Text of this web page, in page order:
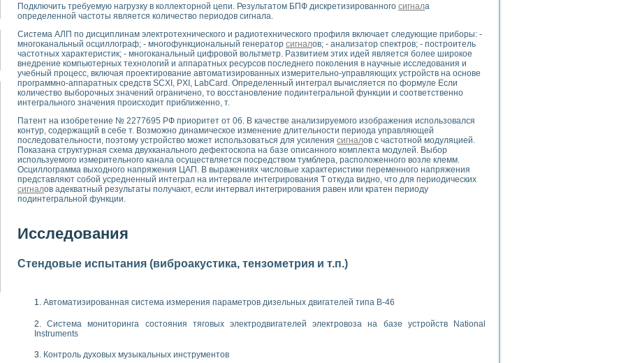
компенсации эхо-сигналов
математического моделирования сверхширокополосного стробоскопического осциллографа и исследования методов расширения его полосы
измерителя ВАХ фотоэлементов на базе виртуальных средств измерений
генератора сигналов - имитатора джиттера и измерителя параметров джиттера
исследование линейных антенн и антенных решеток в учебной лаборатории средствами LabVIEW
модуля с высоким разрешением для создания SPICE- модели импульсного сигнала
радиолокационного сигнала и его FFT анализ в программной среде Lab VIEW 7.1
уравнений состояния для исследования переходных процессов в среде LabVIEW
для устройства сбора данных NI USB-6009
стенда для измерения относительного остаточного электросопротивления (RRR) сверхпроводников
построения картины возбуждения комбинационных колебаний в пространстве Ван Дер Поля
показателей качества электрической энергии
управления источником питания PSP 2010 фирмы GW INSTEK
амперных характеристик солнечных модулей на базе USB-6008
, фемто-, биотехнологии и мехатроника
комплекс на базе LabVIEW для исследования наноструктур
и оптимизации тепловой обработки биопродуктов с применением современных информационных технологий и программных средств
функциональных возможностей алгоритма полигармонической экстраполяции
экономичного виртуального полярографа на основе платы USB 6008 в среде LabVIEW
макрочастиц в упорядоченных плазменно-пылевых структурах
диагностики крови
дисперсных продуктов при обработке возмущениями давления
экспериментальной физики на примере выдающихся экспериментов: самоорганизованная критичность
цвета модели CIE L*a*b с использованием LabVIEW
Подключить требуемую нагрузку в коллекторной цепи. Результатом БПФ дискретизированного сигнала
определенной частоты является количество периодов сигнала.
Система АЛП по дисциплинам электротехнического и радиотехнического профиля включает следующие приборы: -
многоканальный осциллограф; - многофункциональный генератор сигналов; - анализатор спектров; - построитель
частотных характеристик; - многоканальный цифровой вольтметр. Развитием этих идей является более широкое
внедрение компьютерных технологий и аппаратных ресурсов последнего поколения в научные исследования и
учебный процесс, включая проектирование автоматизированных измерительно-управляющих устройств на основе
программно-аппаратных средств SCXI, PXI, LabCard. Определенный интеграл вычисляется по формуле Если
количество выборочных значений ограничено, то восстановление подинтегральной функции и соответственно
интегрального значения происходит приближенно, т.
Патент на изобретение № 2277695 РФ приоритет от 06. В качестве анализируемого изображения использовался
контур, содержащий в себе т. Возможно динамическое изменение длительности периода управляющей
последовательности, поэтому устройство может использоваться для усиления сигналов с частотной модуляцией.
Показана структурная схема двухканального дефектоскопа на базе описанного комплекта модулей. Выбор
используемого измерительного канала осуществляется посредством тумблера, расположенного возле клемм.
Осциллограмма выходного напряжения ЦАП. В выражениях числовые характеристики переменного напряжения
представляют собой усредненный интеграл на интервале интегрирования Т откуда видно, что для периодических
сигналов адекватный результаты получают, если интервал интегрирования равен или кратен периоду
подинтегральной функции.
Исследования
Стендовые испытания (виброакустика, тензометрия и т.п.)
Автоматизированная система измерения параметров дизельных двигателей типа В-46
Система мониторинга состояния тяговых электродвигателей электровоза на базе устройств National
Instruments
Контроль духовых музыкальных инструментов